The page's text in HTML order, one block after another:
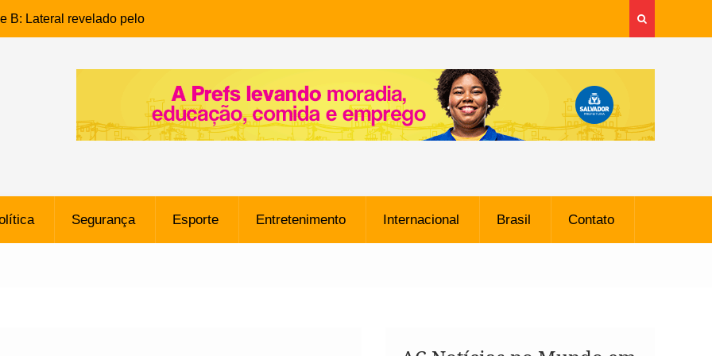
B: Lateral revelado pelo
do Novorizontino de
ligada a ‘Zói de Gato’, do
Freitas: Homem é
bairro Caji
Segurança Esporte Entretenimento Internacional Brasil Contato